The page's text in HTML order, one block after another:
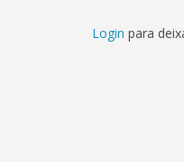
Login para